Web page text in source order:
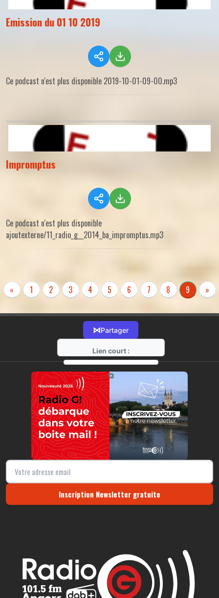
Emission du 01 10 2019
Ce podcast n'est plus disponible 2019-10-01-09-00.mp3
Impromptus
Ce podcast n'est plus disponible
ajoutexterne/11_radio_g__2014_ba_impromptus.mp3
« 1 2 3 4 5 6 7 8 9 »
⋈Partager
Lien court :
https://radio-g.fr?r59
⧉
Inscription Newsletter gratuite